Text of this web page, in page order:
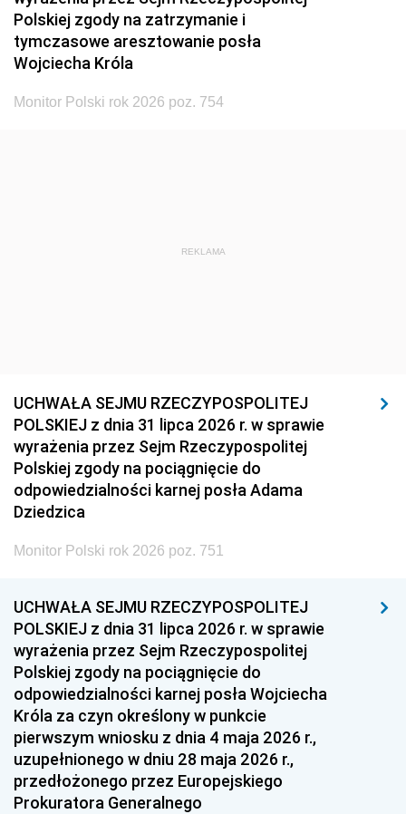
Polskiej zgody na zatrzymanie i
tymczasowe aresztowanie posła
Wojciecha Króla
Monitor Polski rok 2026 poz. 754
REKLAMA
UCHWAŁA SEJMU RZECZYPOSPOLITEJ
POLSKIEJ z dnia 31 lipca 2026 r. w sprawie
wyrażenia przez Sejm Rzeczypospolitej
Polskiej zgody na pociągnięcie do
odpowiedzialności karnej posła Adama
Dziedzica
Monitor Polski rok 2026 poz. 751
UCHWAŁA SEJMU RZECZYPOSPOLITEJ
POLSKIEJ z dnia 31 lipca 2026 r. w sprawie
wyrażenia przez Sejm Rzeczypospolitej
Polskiej zgody na pociągnięcie do
odpowiedzialności karnej posła Wojciecha
Króla za czyn określony w punkcie
pierwszym wniosku z dnia 4 maja 2026 r.,
uzupełnionego w dniu 28 maja 2026 r.,
przedłożonego przez Europejskiego
Prokuratora Generalnego